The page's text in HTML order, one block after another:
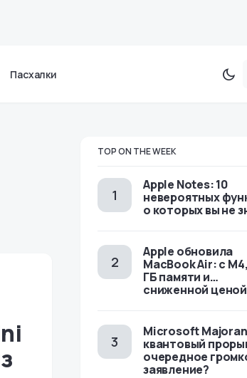
Пасхалки
TOP ON THE WEEK
Apple Notes: 10
невероятных
о которых вы не
Apple обновила
MacBook Air: с
ГБ памяти и…
сниженной
Microsoft
квантовый
очередное
заявление?